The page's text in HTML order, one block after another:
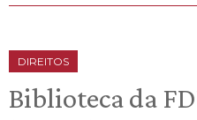
DIREITOS
Biblioteca da